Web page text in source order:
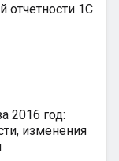
отчетности 1С
2016 год:
изменения